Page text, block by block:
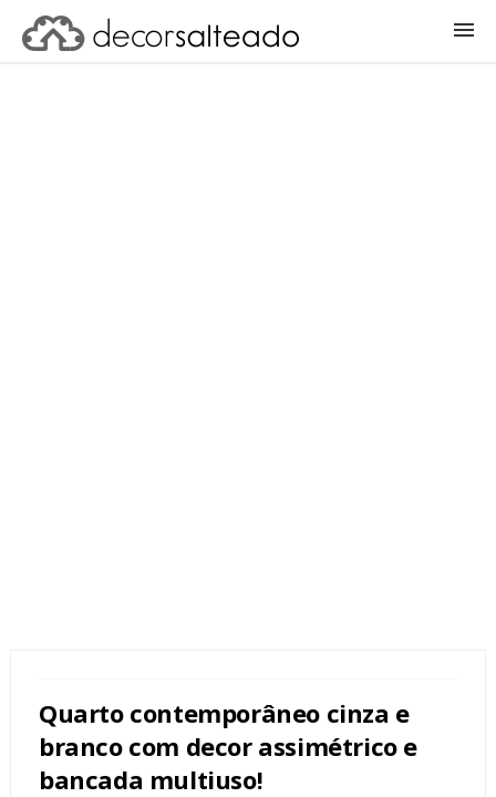
Quarto contemporâneo cinza e
branco com decor assimétrico e
bancada multiuso!